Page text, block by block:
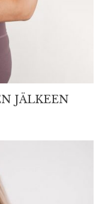
JÄLKEEN